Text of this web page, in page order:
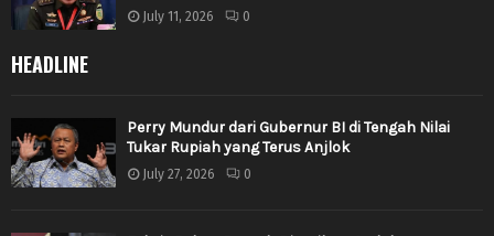
July 11, 2026 0
HEADLINE
Perry Mundur dari Gubernur BI di Tengah Nilai
Tukar Rupiah yang Terus Anjlok
July 27, 2026 0